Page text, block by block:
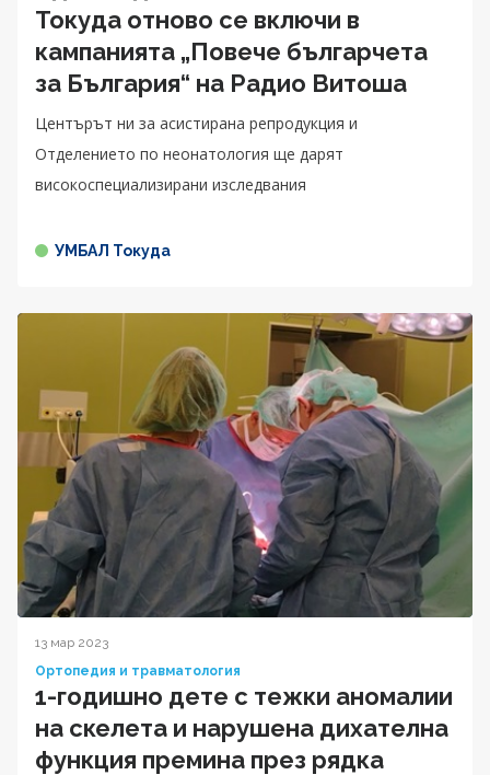
Токуда отново се включи в
кампанията „Повече българчета
за България“ на Радио Витоша
Центърът ни за асистирана репродукция и
Отделението по неонатология ще дарят
високоспециализирани изследвания
УМБАЛ Токуда
13 мар 2023
Ортопедия и травматология
1-годишно дете с тежки аномалии
на скелета и нарушена дихателна
функция премина през рядка